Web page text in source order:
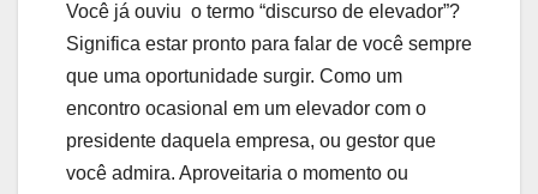
Você já ouviu o termo “discurso de elevador”?
Significa estar pronto para falar de você sempre
que uma oportunidade surgir. Como um
encontro ocasional em um elevador com o
presidente daquela empresa, ou gestor que
você admira. Aproveitaria o momento ou